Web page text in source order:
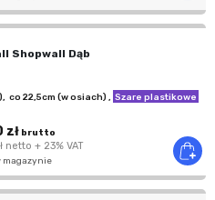
Shopwall Dąb
, co 22,5cm (w osiach) , Szare plastikowe
złbrutto
netto + 23% VAT
magazynie